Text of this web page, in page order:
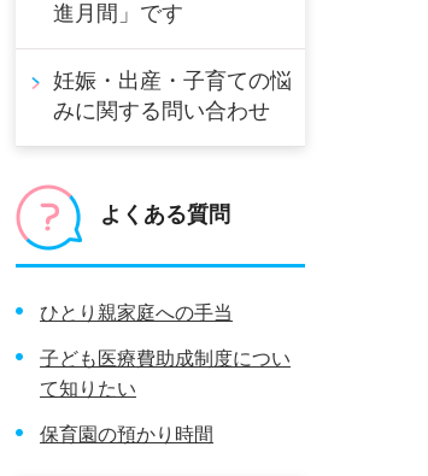
進月間」です
妊娠・出産・子育ての悩
みに関する問い合わせ
よくある質問
ひとり親家庭への手当
子ども医療費助成制度につい
て知りたい
保育園の預かり時間